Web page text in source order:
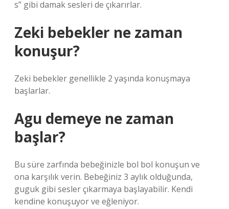
s” gibi damak sesleri de çıkarırlar.
Zeki bebekler ne zaman
konuşur?
Zeki bebekler genellikle 2 yaşında konuşmaya
başlarlar.
Agu demeye ne zaman
başlar?
Bu süre zarfında bebeğinizle bol bol konuşun ve
ona karşılık verin. Bebeğiniz 3 aylık olduğunda,
guguk gibi sesler çıkarmaya başlayabilir. Kendi
kendine konuşuyor ve eğleniyor.